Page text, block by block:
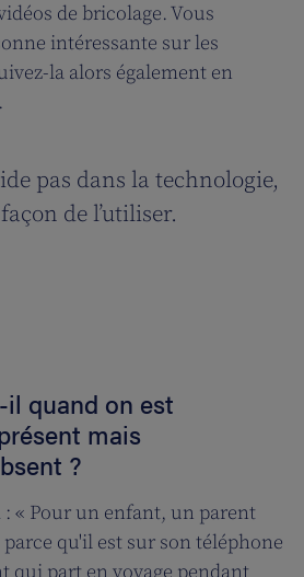
de bricolage. Vous
intéressante sur les
la alors également en
pas dans la technologie,
de l’utiliser.
il quand on est
mais
?
« Pour un enfant, un parent
qu'il est sur son téléphone